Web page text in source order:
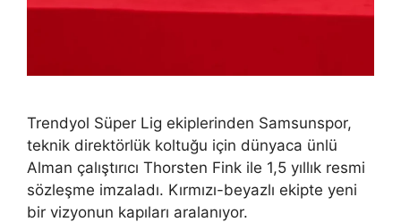
Trendyol Süper Lig ekiplerinden Samsunspor,
teknik direktörlük koltuğu için dünyaca ünlü
Alman çalıştırıcı Thorsten Fink ile 1,5 yıllık resmi
sözleşme imzaladı. Kırmızı-beyazlı ekipte yeni
bir vizyonun kapıları aralanıyor.